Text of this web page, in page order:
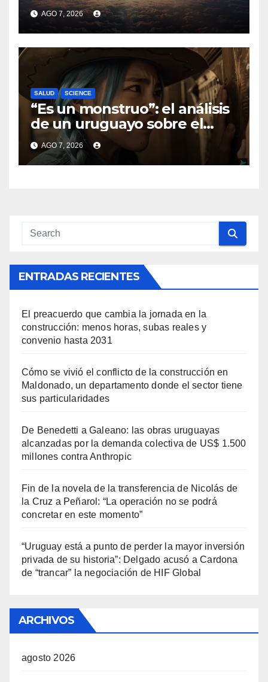
combatir El Niño
AGO 7, 2026
SALUD SCIENCE
“Es un monstruo”: el análisis
de un uruguayo sobre el
nuevo modelo de video de IA
que sorprendió al mundo
AGO 7, 2026
ENTRADAS RECIENTES
El preacuerdo que cambia la jornada en la
construcción: menos horas, subas reales y
convenio hasta 2031
Cómo se vivió el conflicto de la construcción en
Maldonado, un departamento donde el sector tiene
sus particularidades
De Benedetti a Galeano: las obras uruguayas
alcanzadas por la demanda colectiva de US$ 1.500
millones contra Anthropic
Fin de la novela de la transferencia de Nicolás de
la Cruz a Peñarol: “La operación no se podrá
concretar en este momento”
“Uruguay está a punto de perder la mayor inversión
privada de su historia”: Delgado acusó a Cardona
de “trancar” la negociación de HIF Global
ARCHIVOS
agosto 2026